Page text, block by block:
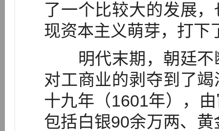
了一个比较大的发展
现资本主义萌芽，打下
明代末期，朝廷不
对工商业的剥夺到了
十九年（1601年），
包括白银90余万两、